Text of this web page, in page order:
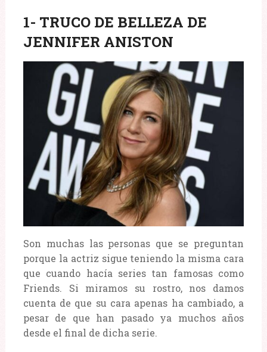
1- TRUCO DE BELLEZA DE
JENNIFER ANISTON
Son muchas las personas que se preguntan
porque la actriz sigue teniendo la misma cara
que cuando hacía series tan famosas como
Friends. Si miramos su rostro, nos damos
cuenta de que su cara apenas ha cambiado, a
pesar de que han pasado ya muchos años
desde el final de dicha serie.